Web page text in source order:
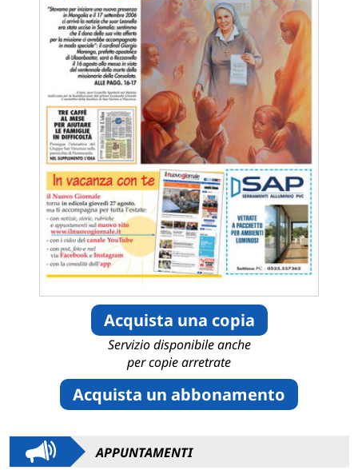
Acquista una copia
Servizio disponibile anche
per copie arretrate
Acquista un abbonamento
APPUNTAMENTI